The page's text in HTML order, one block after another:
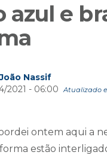
azul e
João Nassif
2021 - 06:00
Atualizado
ontem aqui a
estão